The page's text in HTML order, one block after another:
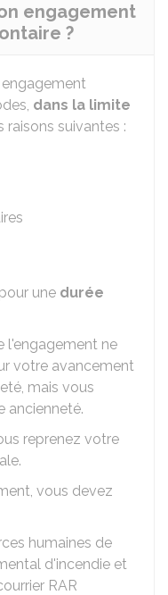
engagement
?
dans la limite
raisons suivantes :
une durée
l'engagement ne
votre avancement
mais vous
ancienneté.
reprenez votre
vous devez
humaines de
d'incendie et
RAR